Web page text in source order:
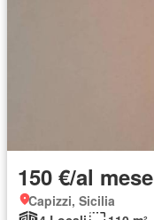
150 €/al mese
Capizzi, Sicilia